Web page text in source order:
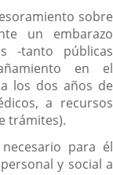
sobre
un embarazo
-tanto públicas
en el
los dos años de
a recursos
trámites).
para él
y social a